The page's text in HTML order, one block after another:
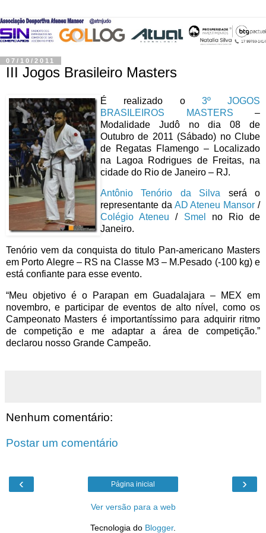
07/10/2011
III Jogos Brasileiro Masters
É realizado o 3º JOGOS
BRASILEIROS MASTERS –
Modalidade Judô no dia 08 de
Outubro de 2011 (Sábado) no Clube
de Regatas Flamengo – Localizado
na Lagoa Rodrigues de Freitas, na
cidade do Rio de Janeiro – RJ.
Antônio Tenório da Silva será o
representante da AD Ateneu Mansor /
Colégio Ateneu / Smel
no Rio de
Janeiro.
Tenório vem da conquista do titulo Pan-americano Masters
em Porto Alegre – RS na Classe M3 – M.Pesado (-100 kg) e
está confiante para esse evento.
“Meu objetivo é o Parapan em Guadalajara – MEX em
novembro, e participar de eventos de alto nível, como os
Campeonato Masters é importantíssimo para adquirir ritmo
de competição e me adaptar a área de competição.”
declarou nosso Grande Campeão.
Nenhum comentário:
Postar um comentário
‹ ›
Página inicial
Ver versão para a web
Tecnologia do Blogger.